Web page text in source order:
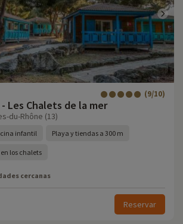
Les Chalets de la mer
(9/10)
du-Rhône (13)
infantil Playa y tiendas a 300 m
los chalets
cercanas
Reservar